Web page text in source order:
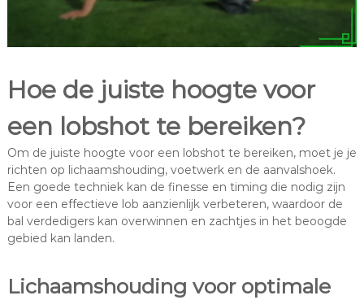
Hoe de juiste hoogte voor
een lobshot te bereiken?
Om de juiste hoogte voor een lobshot te bereiken, moet je je
richten op lichaamshouding, voetwerk en de aanvalshoek.
Een goede techniek kan de finesse en timing die nodig zijn
voor een effectieve lob aanzienlijk verbeteren, waardoor de
bal verdedigers kan overwinnen en zachtjes in het beoogde
gebied kan landen.
Lichaamshouding voor optimale